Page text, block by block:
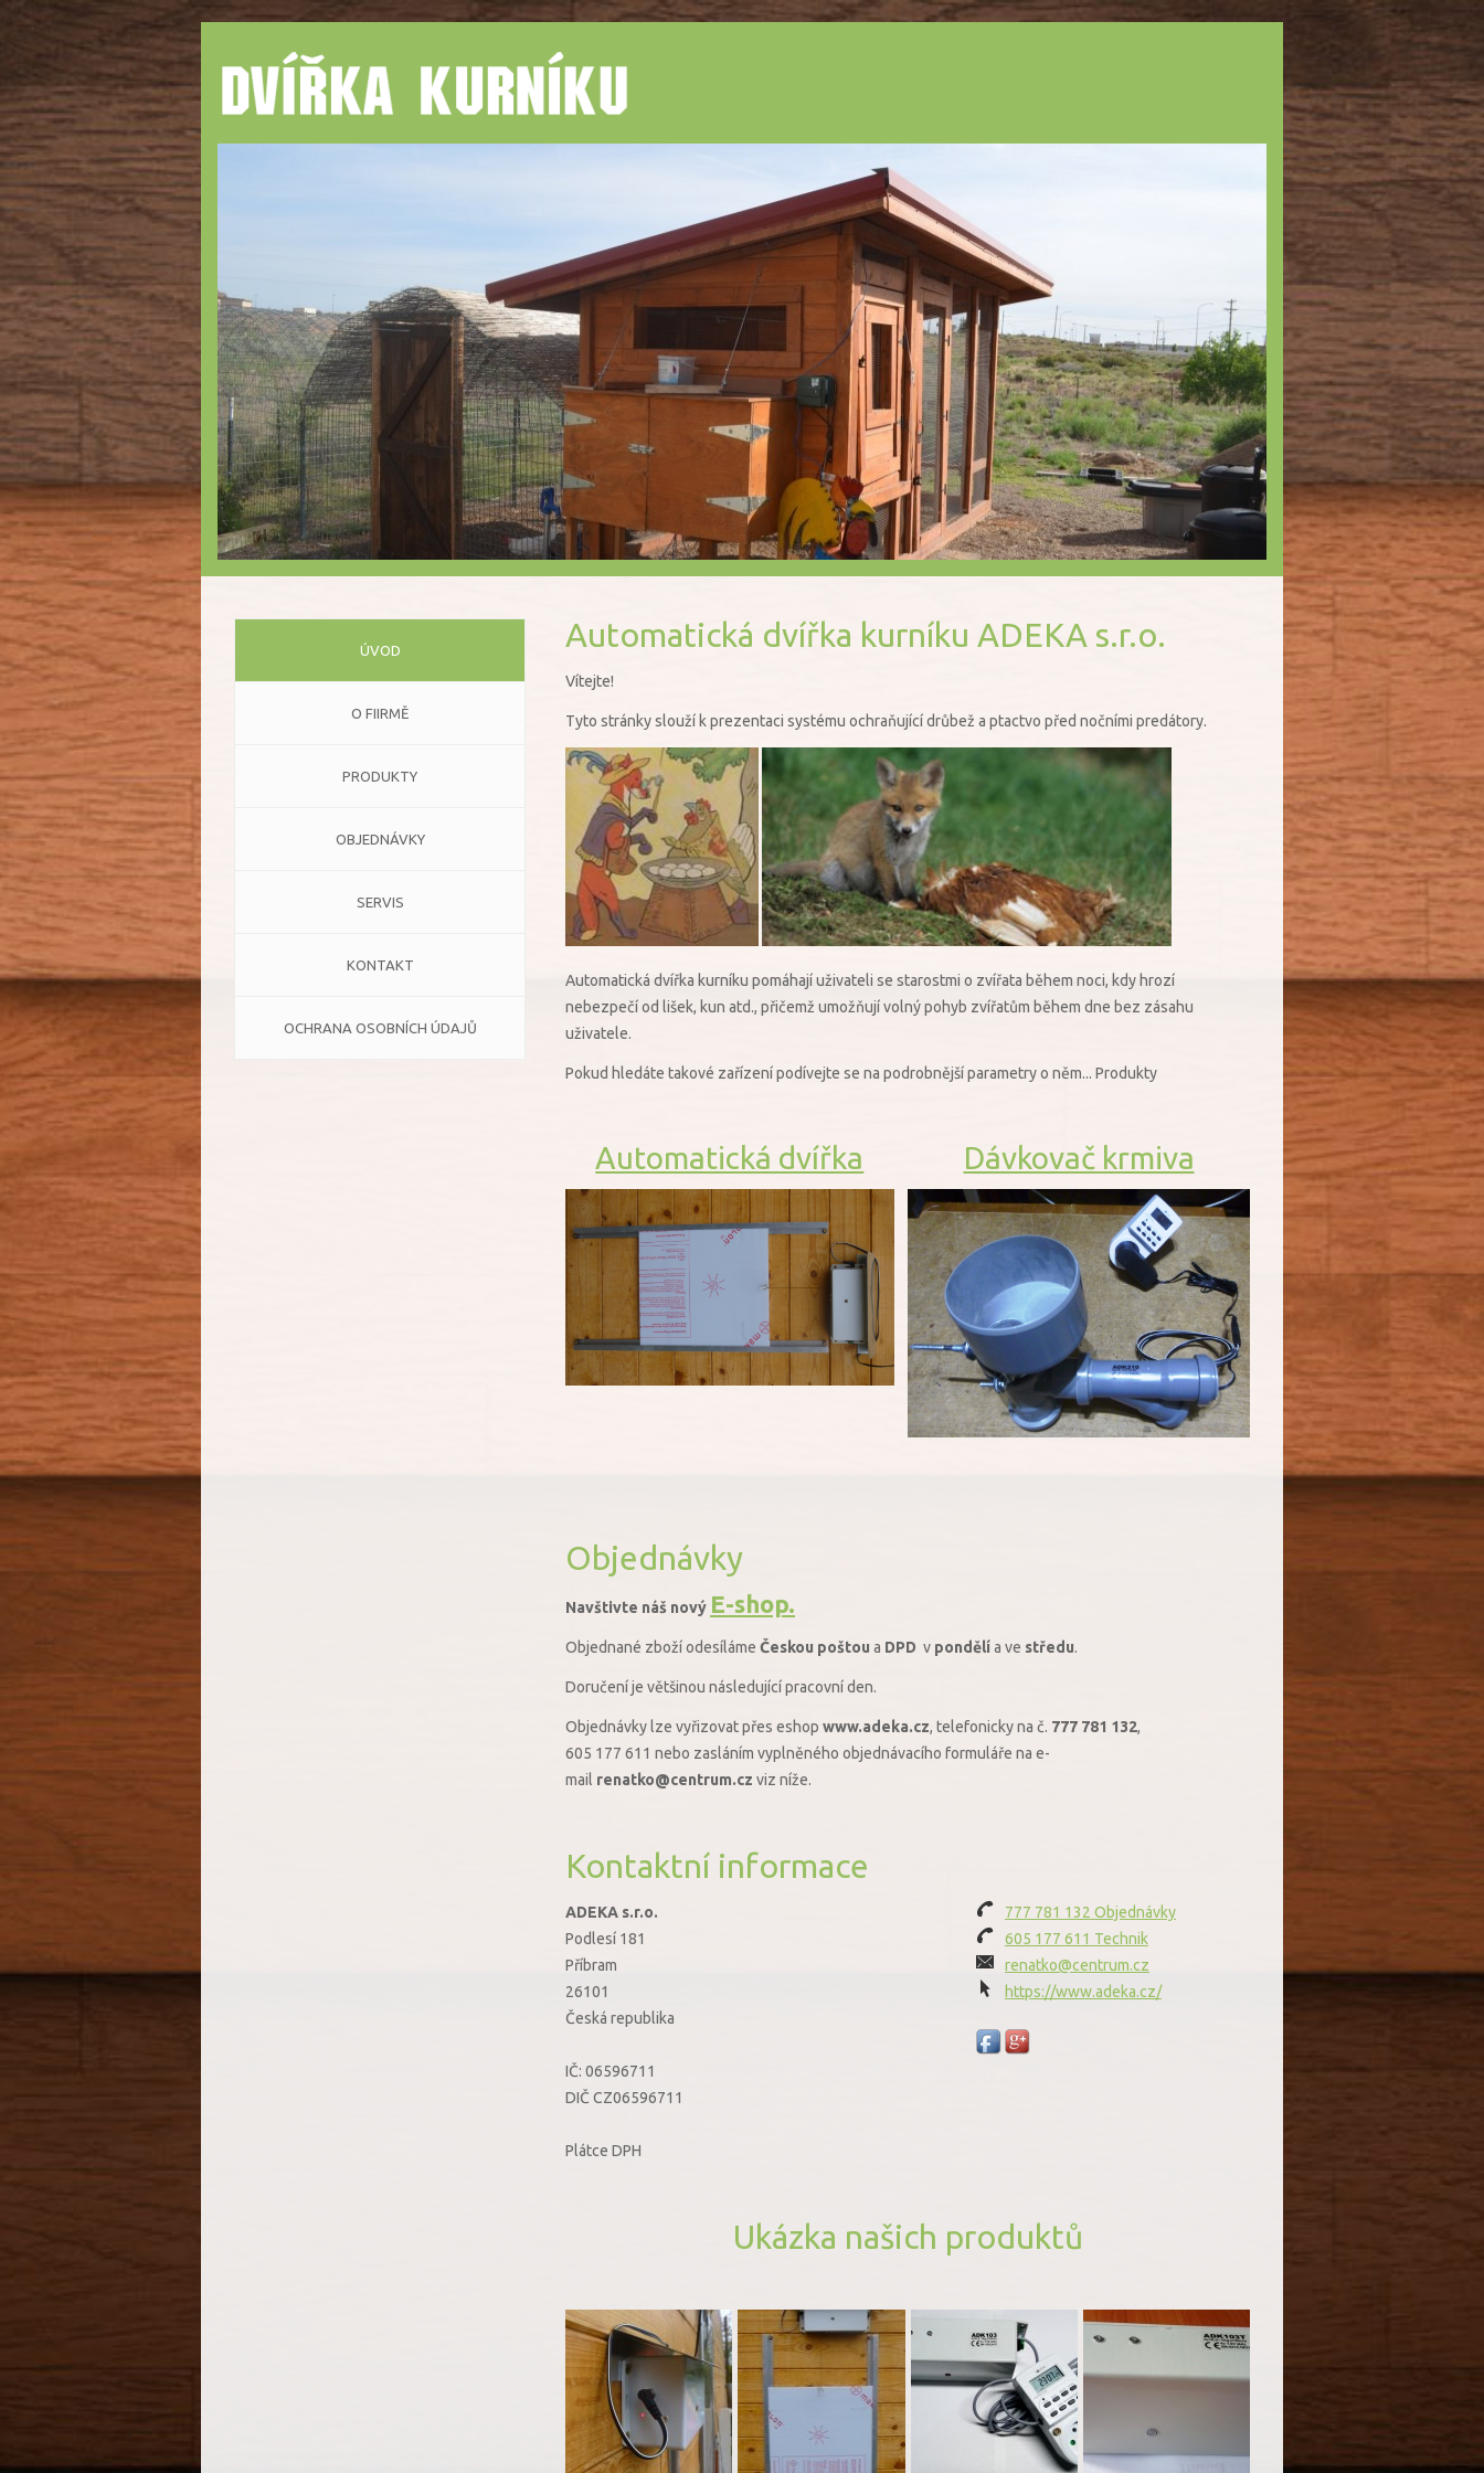
ÚVOD
O FIIRMĚ
PRODUKTY
OBJEDNÁVKY
SERVIS
KONTAKT
OCHRANA OSOBNÍCH ÚDAJŮ
Automatická dvířka kurníku ADEKA s.r.o.
Vítejte!
Tyto stránky slouží k prezentaci systému ochraňující drůbež a ptactvo před nočními predátory.
Automatická dvířka kurníku pomáhají uživateli se starostmi o zvířata během noci, kdy hrozí
nebezpečí od lišek, kun atd., přičemž umožňují volný pohyb zvířatům během dne bez zásahu
uživatele.
Pokud hledáte takové zařízení podívejte se na podrobnější parametry o něm... Produkty
Automatická dvířka Dávkovač krmiva
Objednávky
Navštivte náš nový E-shop.
Objednané zboží odesíláme Českou poštou a DPD v pondělía ve středu.
Doručení je většinou následující pracovní den.
Objednávky lze vyřizovat přes eshop www.adeka.cz, telefonicky na č. 777 781 132,
605 177 611 nebo zasláním vyplněného objednávacího formuláře na e-
mail renatko@centrum.cz viz níže.
Kontaktní informace
ADEKA s.r.o.
Podlesí 181
Příbram
26101
Česká republika
IČ: 06596711
DIČ CZ06596711
777 781 132 Objednávky
605 177 611 Technik
renatko@centrum.cz
https://www.adeka.cz/
Plátce DPH
Ukázka našich produktů